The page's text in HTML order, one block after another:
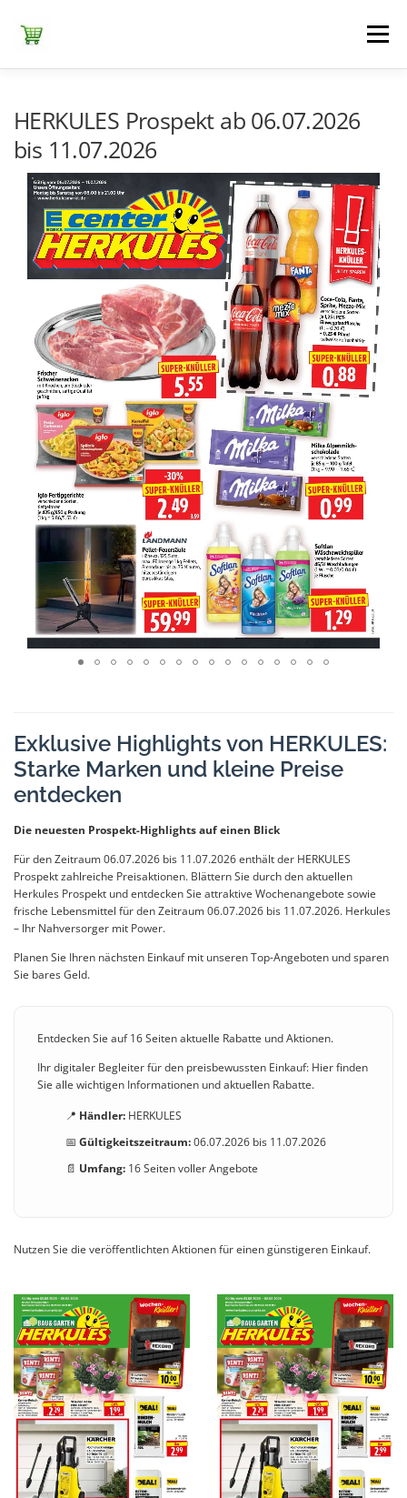
Inhalt
springen
Menü
LIDL NETTO DISCOUNT NORMA REWE
+ ALLE
HERKULES Prospekt ab 06.07.2026
bis 11.07.2026
Exklusive Highlights von HERKULES:
Starke Marken und kleine Preise
entdecken
Die neuesten Prospekt-Highlights auf einen Blick
Für den Zeitraum 06.07.2026 bis 11.07.2026 enthält der HERKULES
Prospekt zahlreiche Preisaktionen. Blättern Sie durch den aktuellen
Herkules Prospekt und entdecken Sie attraktive Wochenangebote sowie
frische Lebensmittel für den Zeitraum 06.07.2026 bis 11.07.2026. Herkules
– Ihr Nahversorger mit Power.
Planen Sie Ihren nächsten Einkauf mit unseren Top-Angeboten und sparen
Sie bares Geld.
Entdecken Sie auf 16 Seiten aktuelle Rabatte und Aktionen.
Ihr digitaler Begleiter für den preisbewussten Einkauf: Hier finden
Sie alle wichtigen Informationen und aktuellen Rabatte.
📍 Händler:HERKULES
📅 Gültigkeitszeitraum:06.07.2026 bis 11.07.2026
📄 Umfang:16 Seiten voller Angebote
Nutzen Sie die veröffentlichten Aktionen für einen günstigeren Einkauf.